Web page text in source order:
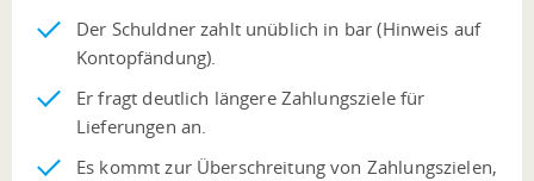
Der Schuldner zahlt unüblich in bar (Hinweis auf
Kontopfändung).
Er fragt deutlich längere Zahlungsziele für
Lieferungen an.
Es kommt zur Überschreitung von Zahlungszielen,